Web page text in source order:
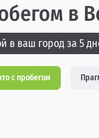
в
в ваш город за 5
с пробегом